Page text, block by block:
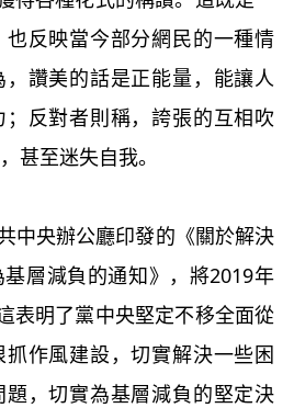
反映當今部分網民的一種情
讚美的話是正能量，能讓人
反對者則稱，誇張的互相吹
甚至迷失自我。
央辦公廳印發的《關於解決
層減負的通知》，將2019年
表明了黨中央堅定不移全面從
作風建設，切實解決一些困
，切實為基層減負的堅定決